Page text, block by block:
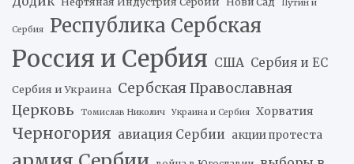
Путин и
Сербия Республика Сербская
Россия и Сербия США Сербия и ЕС
Сербия и Украина Сербская Православная
Церковь
Томислав Николич Украина и Сербия Хорватия
Черногория авиация Сербии акции протеста